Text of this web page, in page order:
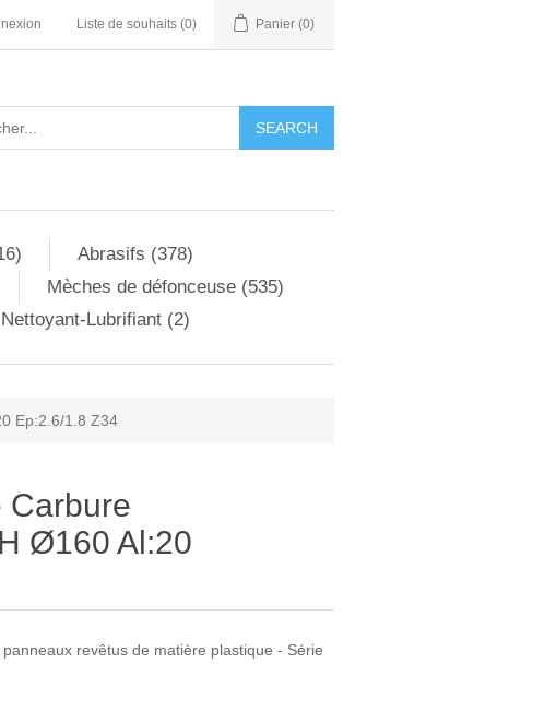
Liste de souhaits (0) Panier (0)
Abrasifs (378)
Mèches de défonceuse (535)
Nettoyant-Lubrifiant (2)
Ep:2.6/1.8 Z34
Carbure
Ø160 Al:20
revêtus de matière plastique - Série